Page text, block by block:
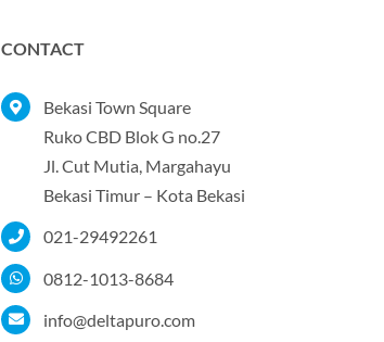
CONTACT
Bekasi Town Square
Ruko CBD Blok G no.27
Jl. Cut Mutia, Margahayu
Bekasi Timur – Kota Bekasi
021-29492261
0812-1013-8684
info@deltapuro.com